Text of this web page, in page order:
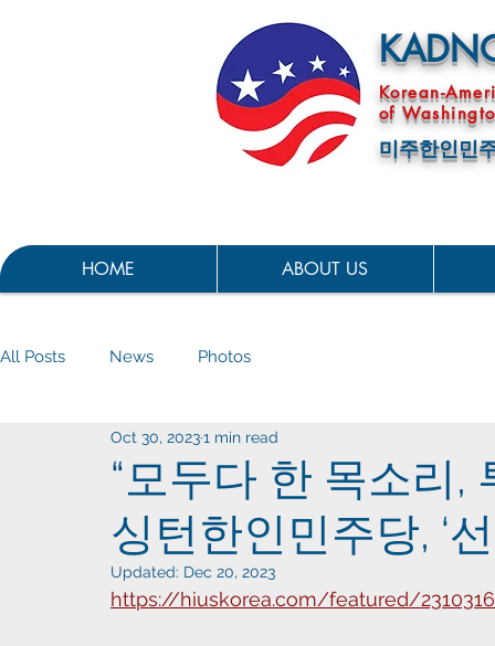
Korean-
of
미주한인민
HOME ABOUT US
All Posts News Photos
“모두다 한 목소리,
싱턴한인민주당, ‘
Oct 30, 20231 min read
Updated: Dec 20, 2023
https://hiuskorea.com/featured/